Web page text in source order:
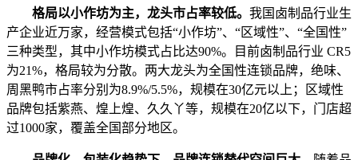
格局以小作坊为主，龙头市占率较低。 我国卤制品行业生
产企业近万家，经营模式包括“小作坊”、“区域性”、“全国性”
三种类型，其中小作坊模式占比达90%。目前卤制品行业 CR5
为21%，格局较为分散。两大龙头为全国性连锁品牌，绝味、
周黑鸭市占率分别为8.9%/5.5%，规模在30亿元以上；区域性
品牌包括紫燕、煌上煌、久久丫等，规模在20亿以下，门店超
过1000家，覆盖全国部分地区。